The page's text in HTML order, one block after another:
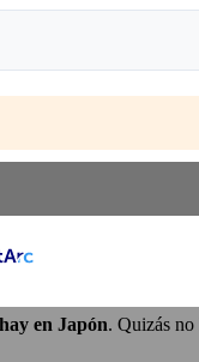
un ryokan, el
mantener ese orden,
.
en Japón. Quizás no